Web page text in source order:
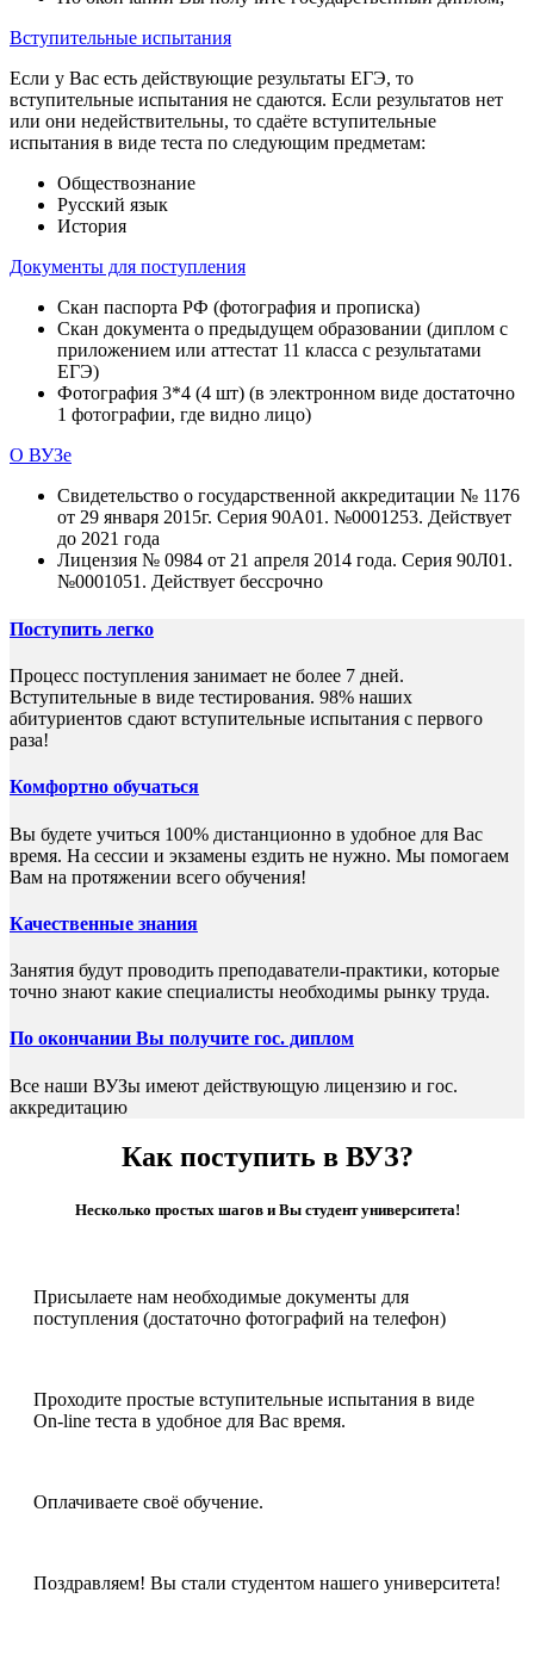
Вступительные испытания
Если у Вас есть действующие результаты ЕГЭ, то
вступительные испытания не сдаются. Если результатов нет
или они недействительны, то сдаёте вступительные
испытания в виде теста по следующим предметам:
Обществознание
Русский язык
История
Документы для поступления
Скан паспорта РФ (фотография и прописка)
Скан документа о предыдущем образовании (диплом с
приложением или аттестат 11 класса с результатами
ЕГЭ)
Фотография 3*4 (4 шт) (в электронном виде достаточно
1 фотографии, где видно лицо)
О ВУЗе
Свидетельство о государственной аккредитации № 1176
от 29 января 2015г. Серия 90А01. №0001253. Действует
до 2021 года
Лицензия № 0984 от 21 апреля 2014 года. Серия 90Л01.
№0001051. Действует бессрочно
Поступить легко
Процесс поступления занимает не более 7 дней.
Вступительные в виде тестирования. 98% наших
абитуриентов сдают вступительные испытания с первого
раза!
Комфортно обучаться
Вы будете учиться 100% дистанционно в удобное для Вас
время. На сессии и экзамены ездить не нужно. Мы помогаем
Вам на протяжении всего обучения!
Качественные знания
Занятия будут проводить преподаватели-практики, которые
точно знают какие специалисты необходимы рынку труда.
По окончании Вы получите гос. диплом
Все наши ВУЗы имеют действующую лицензию и гос.
аккредитацию
Как поступить в ВУЗ?
Несколько простых шагов и Вы студент университета!
Присылаете нам необходимые документы для
поступления (достаточно фотографий на телефон)
Проходите простые вступительные испытания в виде
On-line теста в удобное для Вас время.
Оплачиваете своё обучение.
Поздравляем! Вы стали студентом нашего университета!